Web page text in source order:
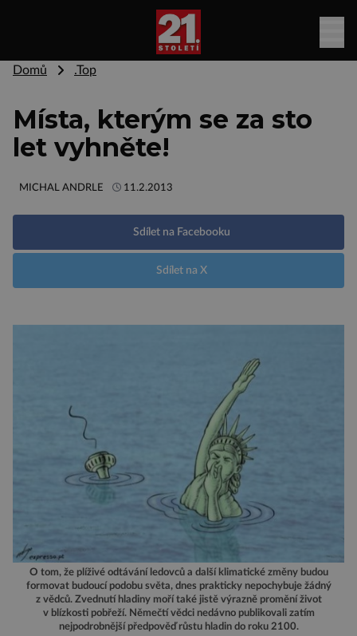
Domů .Top
Místa, kterým se za sto
let vyhněte!
MICHAL ANDRLE 11.2.2013
Sdílet na Facebooku
Sdílet na X
O tom, že plíživé odtávání ledovců a další klimatické změny budou
formovat budoucí podobu světa, dnes prakticky nepochybuje žádný
z vědců. Zvednutí hladiny moří také jistě výrazně promění život
v blízkosti pobřeží. Němečtí vědci nedávno publikovali zatím
nejpodrobnější předpověď růstu hladin do roku 2100.